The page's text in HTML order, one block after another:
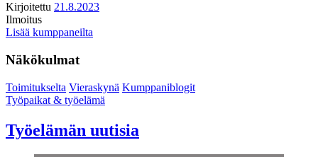
Kirjoitettu 21.8.2023
Ilmoitus
Lisää kumppaneilta
Näkökulmat
Toimitukselta Vieraskynä Kumppaniblogit
Työpaikat & työelämä
Työelämän uutisia